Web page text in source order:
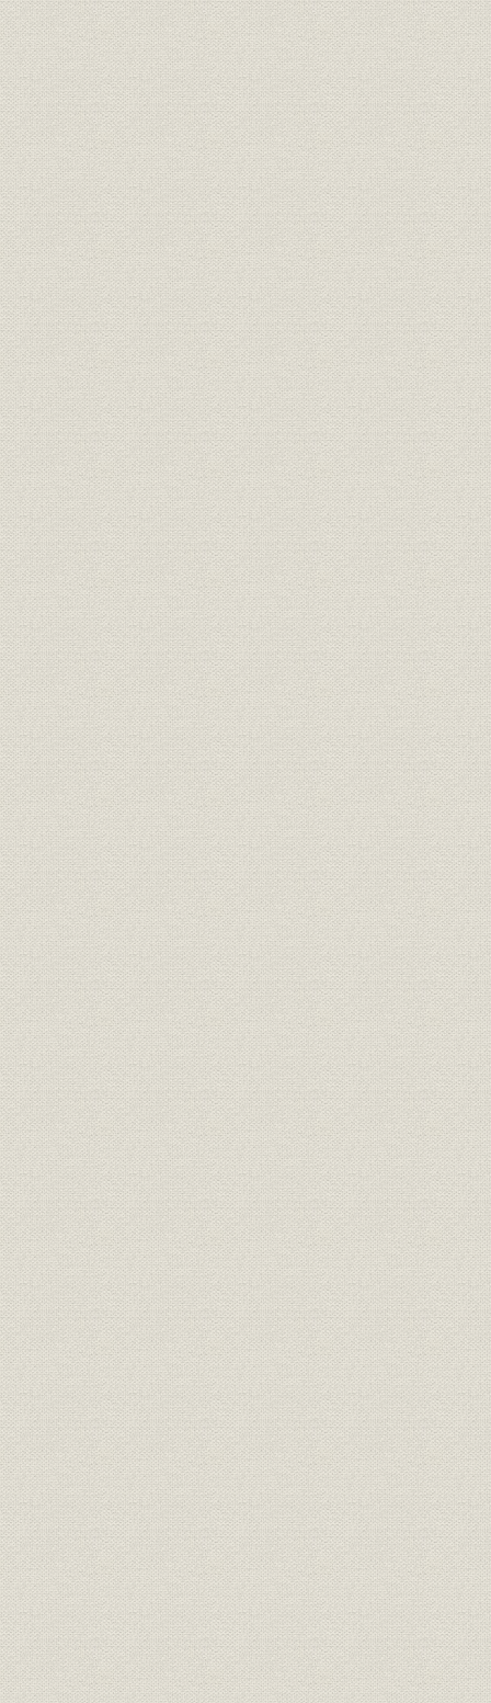
海外事業 世界にのびる 昭和33年9
事業所海外事業 モリタシンガポール
事業所 本社ビル
財務・業績 資本金の推移 [昭和]42
売上;財務・業績 売上高の推移 [昭和]42・
従業員 従業員の推移 [昭和]42・
福利厚生 福利厚生
関係会社 関係会社